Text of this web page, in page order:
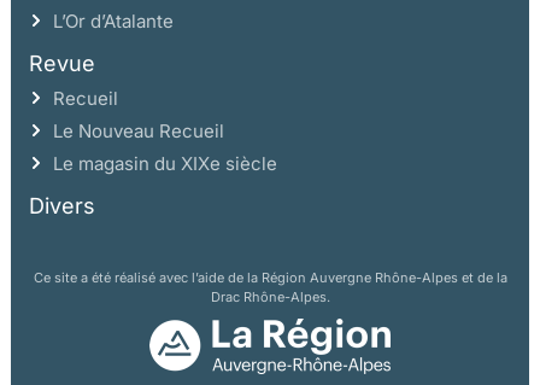
L’Or d’Atalante
Revue
Recueil
Le Nouveau Recueil
Le magasin du XIXe siècle
Divers
Ce site a été réalisé avec l’aide de la Région Auvergne Rhône-Alpes et de la
Drac Rhône-Alpes.